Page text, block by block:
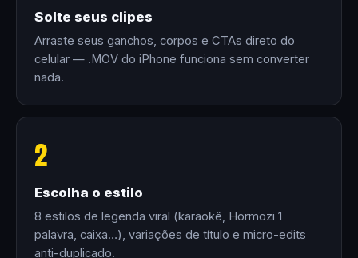
Solte seus clipes
Arraste seus ganchos, corpos e CTAs direto do
celular — .MOV do iPhone funciona sem converter
nada.
2
Escolha o estilo
8 estilos de legenda viral (karaokê, Hormozi 1
palavra, caixa…), variações de título e micro-edits
anti-duplicado.